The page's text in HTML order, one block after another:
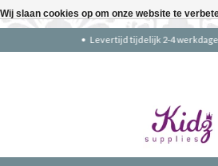
Gratis verzending
Wij slaan cookies op om onze website te